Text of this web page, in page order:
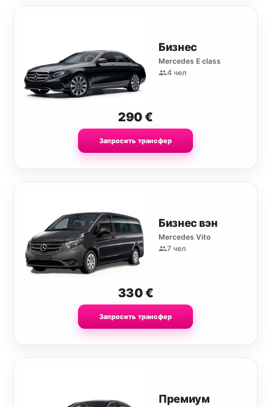
Бизнес
Mercedes E class
4 чел
290€
Запросить трансфер
Бизнес вэн
Mercedes Vito
7 чел
330€
Запросить трансфер
Премиум